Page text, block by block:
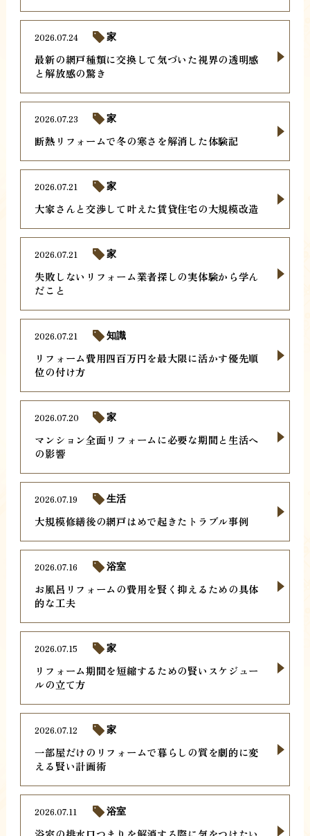
最新の網戸種類に交換して気づいた視界の透明感
と解放感の驚き
2026.07.24 家
断熱リフォームで冬の寒さを解消した体験記
2026.07.23 家
大家さんと交渉して叶えた賃貸住宅の大規模改造
2026.07.21 家
失敗しないリフォーム業者探しの実体験から学ん
だこと
2026.07.21 家
リフォーム費用四百万円を最大限に活かす優先順
位の付け方
2026.07.21 知識
マンション全面リフォームに必要な期間と生活へ
の影響
2026.07.20 家
大規模修繕後の網戸はめで起きたトラブル事例
2026.07.19 生活
お風呂リフォームの費用を賢く抑えるための具体
的な工夫
2026.07.16 浴室
リフォーム期間を短縮するための賢いスケジュー
ルの立て方
2026.07.15 家
一部屋だけのリフォームで暮らしの質を劇的に変
える賢い計画術
2026.07.12 家
2026.07.11 浴室